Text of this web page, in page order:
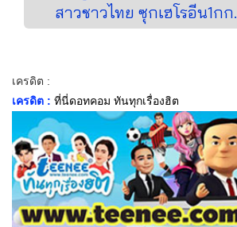
สาวชาวไทย ซุกเฮโรอีน1กก.
เครดิต :
เครดิต : ที่นี่ดอทคอม ทันทุกเรื่องฮิต